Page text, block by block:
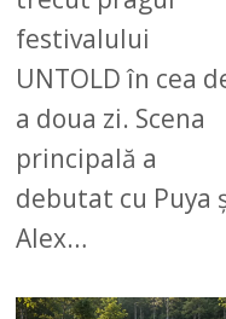
festivalului
UNTOLD în cea
a doua zi. Scena
principală a
debutat cu Puya
Alex…